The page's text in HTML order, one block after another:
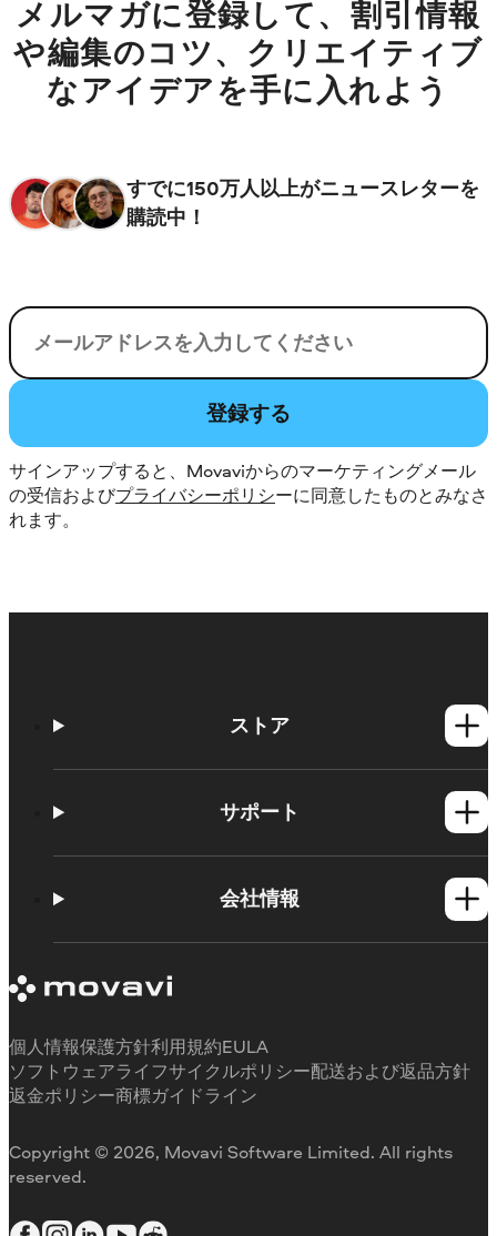
メルマガに登録して、割引情報
や編集のコツ、クリエイティブ
なアイデアを手に入れよう
すでに150万人以上がニュースレターを
購読中！
電子メール
登録する
サインアップすると、Movaviからのマーケティングメール
の受信およびプライバシーポリシーに同意したものとみなさ
れます。
ストア
Mac製品
サポート
使い方
体験版の制約
払い戻し
会社情報
お客様の声
当社が選ばれる理由
Copyright © 2026, Movavi Software Limited. All rights
reserved.
個人情報保護方針利用規約EULA
ソフトウェアライフサイクルポリシー配送および返品方針
返金ポリシー商標ガイドライン